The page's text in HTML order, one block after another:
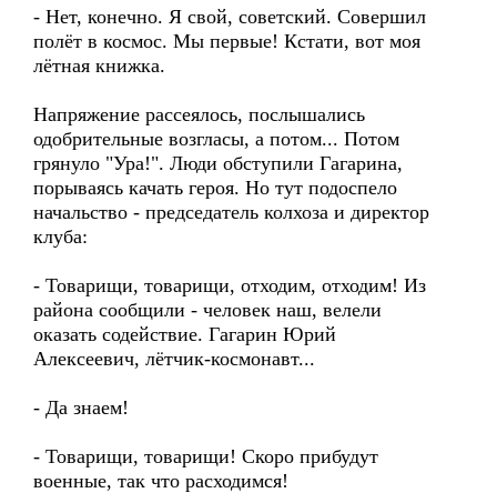
- Нет, конечно. Я свой, советский. Совершил
полёт в космос. Мы первые! Кстати, вот моя
лётная книжка.
Напряжение рассеялось, послышались
одобрительные возгласы, а потом... Потом
грянуло "Ура!". Люди обступили Гагарина,
порываясь качать героя. Но тут подоспело
начальство - председатель колхоза и директор
клуба:
- Товарищи, товарищи, отходим, отходим! Из
района сообщили - человек наш, велели
оказать содействие. Гагарин Юрий
Алексеевич, лётчик-космонавт...
- Да знаем!
- Товарищи, товарищи! Скоро прибудут
военные, так что расходимся!